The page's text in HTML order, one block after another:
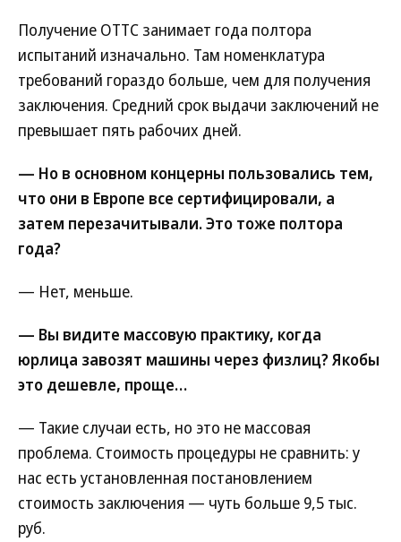
Получение ОТТС занимает года полтора
испытаний изначально. Там номенклатура
требований гораздо больше, чем для получения
заключения. Средний срок выдачи заключений не
превышает пять рабочих дней.
— Но в основном концерны пользовались тем,
что они в Европе все сертифицировали, а
затем перезачитывали. Это тоже полтора
года?
— Нет, меньше.
— Вы видите массовую практику, когда
юрлица завозят машины через физлиц? Якобы
это дешевле, проще…
— Такие случаи есть, но это не массовая
проблема. Стоимость процедуры не сравнить: у
нас есть установленная постановлением
стоимость заключения — чуть больше 9,5 тыс.
руб.